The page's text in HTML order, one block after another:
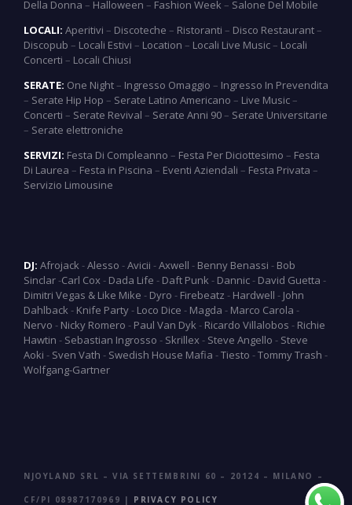
Della Donna – Halloween – Fashion Week – Salone Del Mobile
LOCALI: Aperitivi – Discoteche – Ristoranti – Disco Restaurant–
Discopub – Locali Estivi – Location – Locali Live Music– Locali
Concerti – Locali Chiusi
SERATE: One Night– Ingresso Omaggio – Ingresso In Prevendita
– Serate Hip Hop – Serate Latino Americano – Live Music–
Concerti – Serate Revival – Serate Anni 90– Serate Universitarie
– Serate elettroniche
SERVIZI: Festa Di Compleanno – Festa Per Diciottesimo – Festa
Di Laurea – Festa in Piscina – Eventi Aziendali – Festa Privata –
Servizio Limousine
DJ: Afrojack -Alesso -Avicii -Axwell - Benny Benassi - Bob
Sinclar-Carl Cox - Dada Life - Daft Punk - Dannic- David Guetta -
Dimitri Vegas & Like Mike - Dyro - Firebeatz - Hardwell - John
Dahlback - Knife Party- Loco Dice - Magda - Marco Carola -
Nervo - Nicky Romero - Paul Van Dyk - Ricardo Villalobos - Richie
Hawtin - Sebastian Ingrosso - Skrillex - Steve Angello - Steve
Aoki - Sven Vath - Swedish House Mafia -Tiesto -Tommy Trash -
Wolfgang-Gartner
NJOYLAND SRL – VIA SETTEMBRINI 60 – 20124 – MILANO –
CF/PI 08987170969 | PRIVACY POLICY